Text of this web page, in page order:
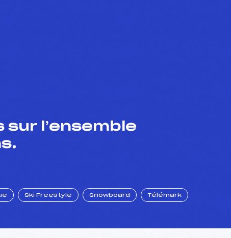
l’ensemble
Ski Freestyle Snowboard Télémark